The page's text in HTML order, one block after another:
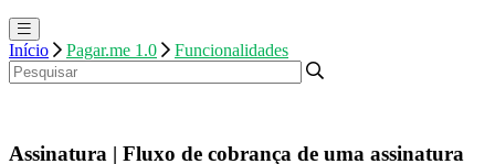
Início Pagar.me 1.0 Funcionalidades
Assinatura | Fluxo de cobrança de uma assinatura